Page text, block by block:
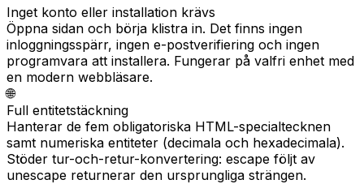
Inget konto eller installation krävs
Öppna sidan och börja klistra in. Det finns ingen
inloggningsspärr, ingen e-postverifiering och ingen
programvara att installera. Fungerar på valfri enhet med
en modern webbläsare.
🌐
Full entitetstäckning
Hanterar de fem obligatoriska HTML-specialtecknen
samt numeriska entiteter (decimala och hexadecimala).
Stöder tur-och-retur-konvertering: escape följt av
unescape returnerar den ursprungliga strängen.